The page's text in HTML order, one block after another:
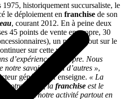
1975, historiquement succursaliste, le
le déploiement en franchise de son
, courant 2012. En à peine deux
45 points de vente en propre, 30
un peu partout sur le
sur cette voie.
d’expérience en propre. Nous
notre savoir-faire à d’autres »,
général de l’enseigne. « La
notre métier, la franchise est le
notre activité partout en